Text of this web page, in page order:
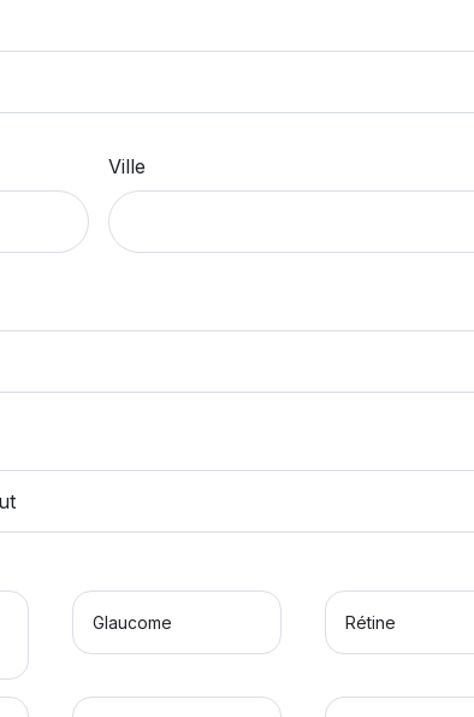
Ville
Glaucome Rétine